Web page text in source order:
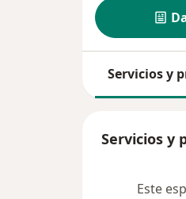
Servicios y
Servicios y
Este